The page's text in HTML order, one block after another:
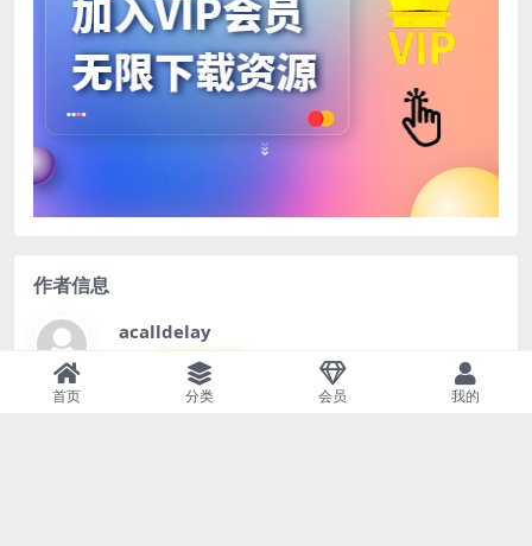
作者信息
acalldelay
永久会员
39139
首页 分类 会员 我的